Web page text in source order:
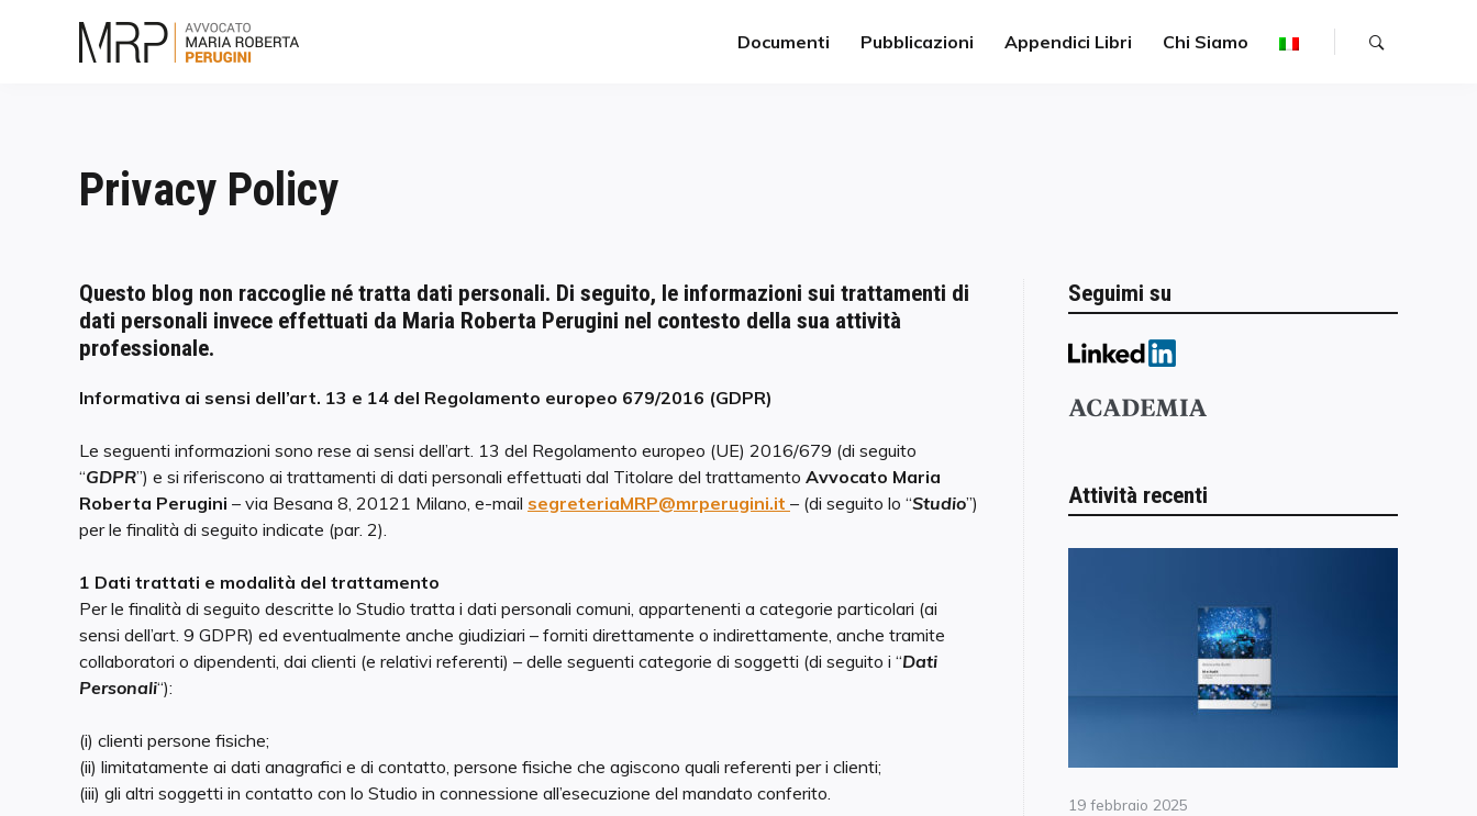
Documenti Pubblicazioni Appendici Libri Chi Siamo
Privacy Policy
Questo blog non raccoglie né tratta dati personali. Di seguito, le informazioni sui trattamenti di
dati personali invece effettuati da Maria Roberta Perugini nel contesto della sua attività
professionale.
Informativa ai sensi dell’art. 13 e 14 del Regolamento europeo 679/2016 (GDPR)
Le seguenti informazioni sono rese ai sensi dell’art. 13 del Regolamento europeo (UE) 2016/679 (di seguito
“GDPR”) e si riferiscono ai trattamenti di dati personali effettuati dal Titolare del trattamento Avvocato Maria
Roberta Perugini – via Besana 8, 20121 Milano, e-mail segreteriaMRP@mrperugini.it – (di seguito lo “Studio”)
per le finalità di seguito indicate (par. 2).
1 Dati trattati e modalità del trattamento
Per le finalità di seguito descritte lo Studio tratta i dati personali comuni, appartenenti a categorie particolari (ai
sensi dell’art. 9 GDPR) ed eventualmente anche giudiziari – forniti direttamente o indirettamente, anche tramite
collaboratori o dipendenti, dai clienti (e relativi referenti) – delle seguenti categorie di soggetti (di seguito i “Dati
Personali“):
(i) clienti persone fisiche;
(ii) limitatamente ai dati anagrafici e di contatto, persone fisiche che agiscono quali referenti per i clienti;
(iii) gli altri soggetti in contatto con lo Studio in connessione all’esecuzione del mandato conferito.
Seguimi su
Attività recenti
Posted
19 febbraio 2025